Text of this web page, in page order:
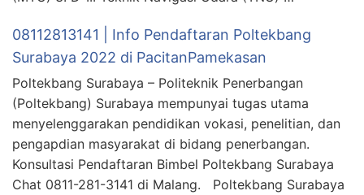
08112813141 | Info Pendaftaran Poltekbang
Surabaya 2022 di PacitanPamekasan
Poltekbang Surabaya – Politeknik Penerbangan
(Poltekbang) Surabaya mempunyai tugas utama
menyelenggarakan pendidikan vokasi, penelitian, dan
pengapdian masyarakat di bidang penerbangan.
Konsultasi Pendaftaran Bimbel Poltekbang Surabaya
Chat 0811-281-3141 di Malang. Poltekbang Surabaya